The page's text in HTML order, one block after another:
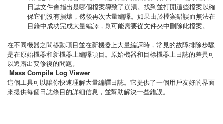
日誌文件會指出是哪個檔案導致了崩潰。找到並打開這些檔案以確
保它們沒有損壞，然後再次大量編譯。如果由於檔案錯誤而無法在
目錄中成功完成大量編譯，則可能需要從文件夾中刪除此檔案。
在不同機器之間移動項目並在新機器上大量編譯時，常見的故障排除步驟
是在原始機器和新機器上編譯項目。原始機器和目標機器上日誌的差異可
以透露出要修復的問題。
Mass Compile Log Viewer
這個工具可以讓你快速理解大量編譯日誌。它提供了一個用戶友好的界面
來提供每個日誌條目的詳細信息，並幫助解決一些錯誤。